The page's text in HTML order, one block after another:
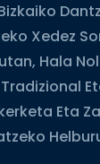
Xedez
Hala
Eta